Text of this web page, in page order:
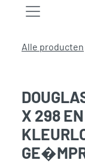
Menu
Alle producten
X 298